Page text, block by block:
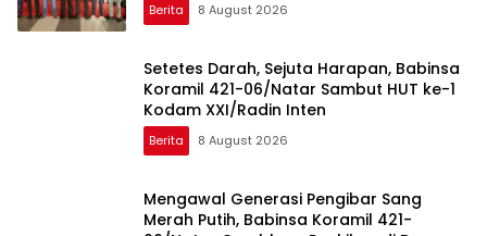
Berita 8 August 2026
Setetes Darah, Sejuta Harapan, Babinsa
Koramil 421-06/Natar Sambut HUT ke-1
Kodam XXI/Radin Inten
Berita 8 August 2026
Mengawal Generasi Pengibar Sang
Merah Putih, Babinsa Koramil 421-